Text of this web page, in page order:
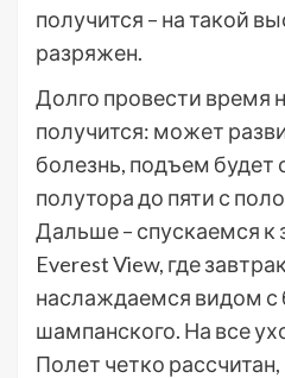
получится – на такой
разряжен.
Долго провести время
получится: может
болезнь, подъем
полутора до пяти с
Дальше – спускаемся
Everest View, где
наслаждаемся видом с
шампанского. На все
Полет четко